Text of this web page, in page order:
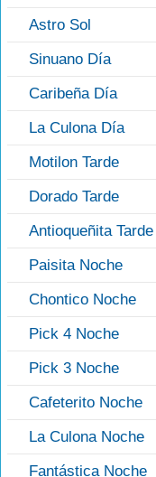
Astro Sol
Sinuano Día
Caribeña Día
La Culona Día
Motilon Tarde
Dorado Tarde
Antioqueñita Tarde
Paisita Noche
Chontico Noche
Pick 4 Noche
Pick 3 Noche
Cafeterito Noche
La Culona Noche
Fantástica Noche